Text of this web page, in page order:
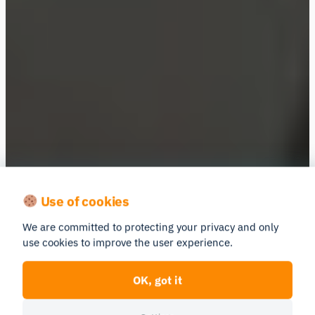
Étude de cas
Une recherche en
ergonomie plus rapide et
Use of cookies
We are committed to protecting your privacy and only
use cookies to improve the user experience.
OK, got it